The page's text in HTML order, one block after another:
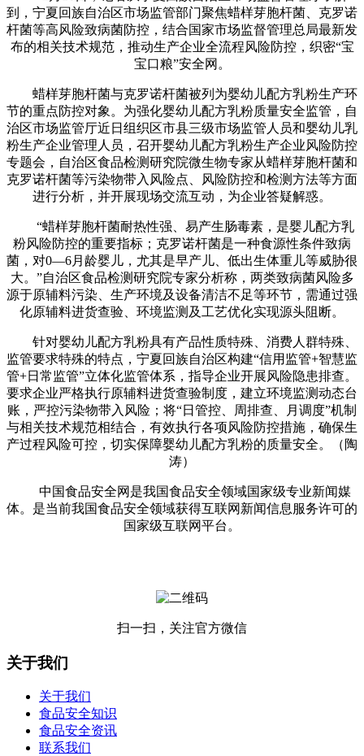
到，宁夏回族自治区市场监管部门聚焦蜡样芽胞杆菌、克罗诺
杆菌等高风险致病菌防控，结合国家市场监督管理总局最新发
布的相关技术规范，推动生产企业全流程风险防控，织密“宝
宝口粮”安全网。
蜡样芽胞杆菌与克罗诺杆菌被列为婴幼儿配方乳粉生产环
节的重点防控对象。为强化婴幼儿配方乳粉质量安全监管，自
治区市场监管厅近日组织区市县三级市场监管人员和婴幼儿乳
粉生产企业管理人员，召开婴幼儿配方乳粉生产企业风险防控
专题会，自治区食品检测研究院微生物专家从蜡样芽胞杆菌和
克罗诺杆菌等污染物带入风险点、风险防控和检测方法等方面
进行分析，并开展现场交流互动，为企业答疑解惑。
“蜡样芽胞杆菌耐热性强、易产生肠毒素，是婴儿配方乳
粉风险防控的重要指标；克罗诺杆菌是一种食源性条件致病
菌，对0—6月龄婴儿，尤其是早产儿、低出生体重儿等威胁很
大。”自治区食品检测研究院专家分析称，两类致病菌风险多
源于原辅料污染、生产环境及设备清洁不足等环节，需通过强
化原辅料进货查验、环境监测及工艺优化实现源头阻断。
针对婴幼儿配方乳粉具有产品性质特殊、消费人群特殊、
监管要求特殊的特点，宁夏回族自治区构建“信用监管+智慧监
管+日常监管”立体化监管体系，指导企业开展风险隐患排查。
要求企业严格执行原辅料进货查验制度，建立环境监测动态台
账，严控污染物带入风险；将“日管控、周排查、月调度”机制
与相关技术规范相结合，有效执行各项风险防控措施，确保生
产过程风险可控，切实保障婴幼儿配方乳粉的质量安全。（陶
涛）
中国食品安全网是我国食品安全领域国家级专业新闻媒
体。是当前我国食品安全领域获得互联网新闻信息服务许可的
国家级互联网平台。
扫一扫，关注官方微信
关于我们
关于我们
食品安全知识
食品安全资讯
联系我们